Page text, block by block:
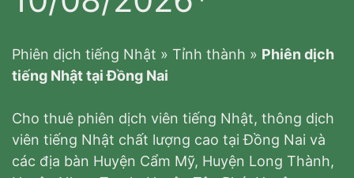
Phiên dịch tiếng Nhật » Tỉnh thành » Phiên dịch
tiếng Nhật tại Đồng Nai
Cho thuê phiên dịch viên tiếng Nhật, thông dịch
viên tiếng Nhật chất lượng cao tại Đồng Nai và
các địa bàn Huyện Cẩm Mỹ, Huyện Long Thành,